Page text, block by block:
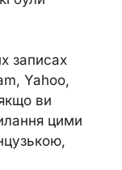
записах
Yahoo,
ви
цими